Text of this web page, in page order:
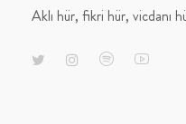
Aklı hür, fikri hür, vicdanı